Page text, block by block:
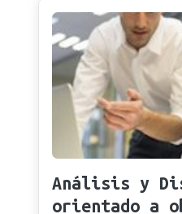
Análisis y
orientado a